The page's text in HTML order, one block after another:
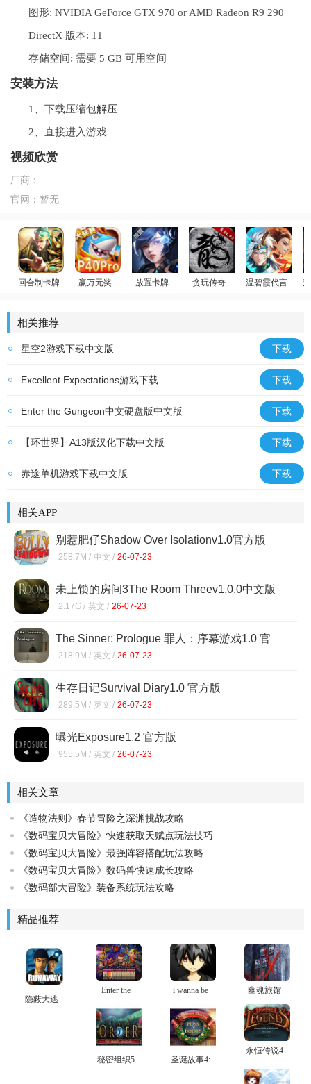
图形: NVIDIA GeForce GTX 970 or AMD Radeon R9 290
DirectX 版本: 11
存储空间: 需要 5 GB 可用空间
安装方法
1、下载压缩包解压
2、直接进入游戏
视频欣赏
厂商：
官网： 暂无
回合制卡牌
赢万元奖
放置卡牌
贪玩传奇
温碧霞代言
相关推荐
星空2游戏下载中文版 下载
Excellent Expectations游戏下载 下载
Enter the Gungeon中文硬盘版中文版 下载
【环世界】A13版汉化下载中文版 下载
赤途单机游戏下载中文版 下载
相关APP
别惹肥仔Shadow Over Isolationv1.0官方版
258.7M / 中文 / 26-07-23
未上锁的房间3The Room Threev1.0.0中文版
2.17G / 英文 / 26-07-23
The Sinner: Prologue 罪人：序幕游戏1.0 官
方版
218.9M / 英文 / 26-07-23
生存日记Survival Diary1.0 官方版
289.5M / 英文 / 26-07-23
曝光Exposure1.2 官方版
955.5M / 英文 / 26-07-23
相关文章
《造物法则》春节冒险之深渊挑战攻略
《数码宝贝大冒险》快速获取天赋点玩法技巧
《数码宝贝大冒险》最强阵容搭配玩法攻略
《数码宝贝大冒险》数码兽快速成长攻略
《数码部大冒险》装备系统玩法攻略
精品推荐
隐蔽大逃
Enter the
文硬盘版
i wanna be
iridescent游
戏下载
幽魂旅馆
10血色X典
藏版下载
秘密组织5
圣诞故事4:
永恒传说4
典藏版下